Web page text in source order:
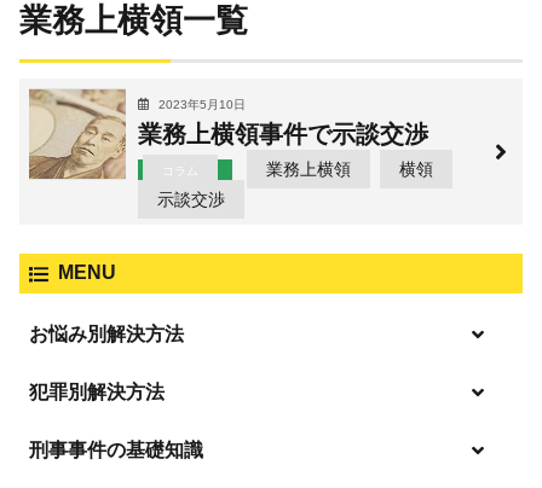
業務上横領一覧
2023年5月10日
業務上横領事件で示談交渉
コラム 業務上横領
横領
示談交渉
MENU
お悩み別解決方法
「逮捕」について適切に知ることで不安や悩みを解消する
犯罪別解決方法
事件別－暴力事件
刑事事件の基礎知識